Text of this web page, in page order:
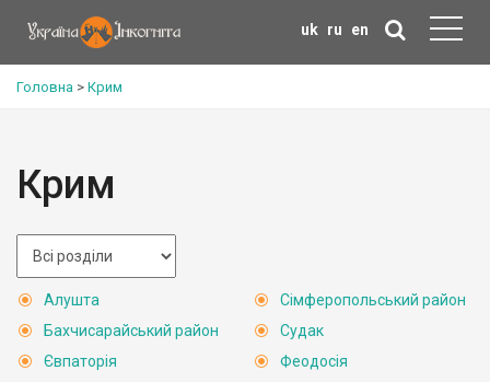
uk ru en
Головна > Крим
Крим
Алушта
Бахчисарайський район
Євпаторія
Сімферопольський район
Судак
Феодосія